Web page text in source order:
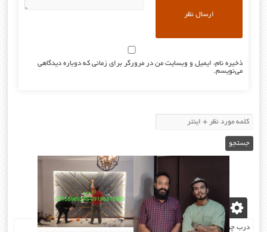
ذخیره نام، ایمیل و وبسایت من در مرورگر برای زمانی که دوباره دیدگاهی
می‌نویسم.
نوشته‌های تازه
درب چرمی/اکوستیک درب